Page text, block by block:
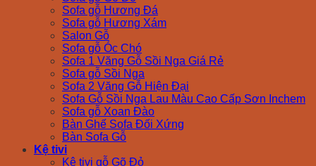
Sofa gỗ Hương Đá
Sofa gỗ Hương Xám
Salon Gỗ
Sofa gỗ Óc Chó
Sofa 1 Văng Gỗ Sồi Nga Giá Rẻ
Sofa gỗ Sồi Nga
Sofa 2 Văng Gỗ Hiện Đại
Sofa Gỗ Sồi Nga Lau Màu Cao Cấp Sơn Inchem
Sofa gỗ Xoan Đào
Bàn Ghế Sofa Đối Xứng
Bàn Sofa Gỗ
Kệ tivi
Kệ tivi gỗ Gõ Đỏ